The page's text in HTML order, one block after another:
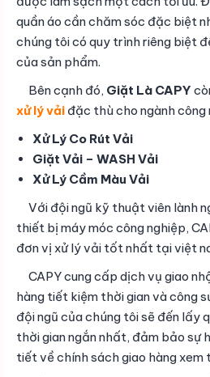
quần áo cần chăm sóc đặc biệt
chúng tôi có quy trình riêng biệt
của sản phẩm.
Bên cạnh đó, Giặt Là CAPY
xử lý vải đặc thù cho ngành công
Xử Lý Co Rút Vải
Giặt Vải – WASH Vải
Xử Lý Cầm Màu Vải
Với đội ngũ kỹ thuật viên lành
thiết bị máy móc công nghiệp,
đơn vị xử lý vải tốt nhất tại việt
CAPY cung cấp dịch vụ giao
hàng tiết kiệm thời gian và công
đội ngũ của chúng tôi sẽ đến lấy
thời gian ngắn nhất, đảm bảo sự
tiết về chính sách giao hàng xem